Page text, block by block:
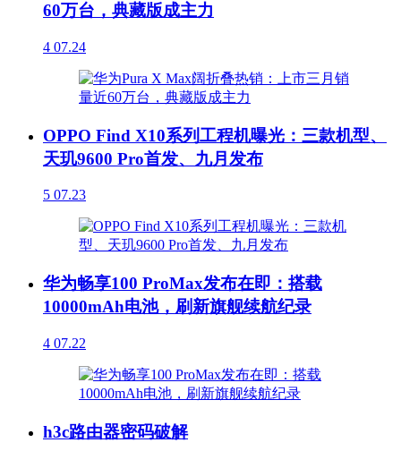
60万台，典藏版成主力
4 07.24
OPPO Find X10系列工程机曝光：三款机型、
天玑9600 Pro首发、九月发布
5 07.23
华为畅享100 ProMax发布在即：搭载
10000mAh电池，刷新旗舰续航纪录
4 07.22
h3c路由器密码破解